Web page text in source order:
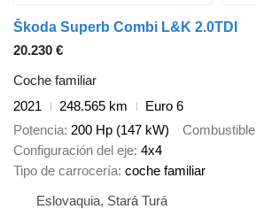
Škoda Superb Combi L&K 2.0TDI
20.230 €
Coche familiar
2021
248.565 km
Euro 6
Potencia 200 Hp (147 kW) Combustible
Configuración del eje 4x4
Tipo de carrocería coche familiar
Eslovaquia, Stará Turá